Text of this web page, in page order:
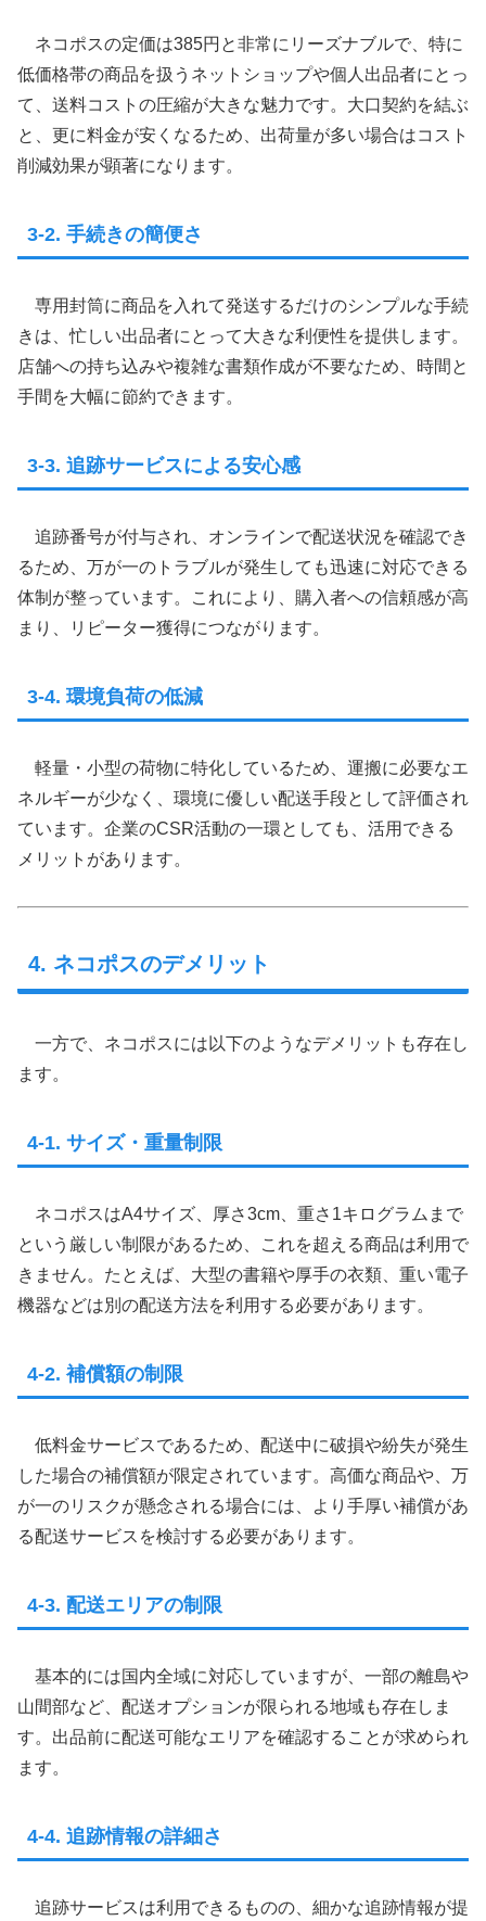
ネコポスの定価は385円と非常にリーズナブルで、特に
低価格帯の商品を扱うネットショップや個人出品者にとっ
て、送料コストの圧縮が大きな魅力です。大口契約を結ぶ
と、更に料金が安くなるため、出荷量が多い場合はコスト
削減効果が顕著になります。
3-2. 手続きの簡便さ
専用封筒に商品を入れて発送するだけのシンプルな手続
きは、忙しい出品者にとって大きな利便性を提供します。
店舗への持ち込みや複雑な書類作成が不要なため、時間と
手間を大幅に節約できます。
3-3. 追跡サービスによる安心感
追跡番号が付与され、オンラインで配送状況を確認でき
るため、万が一のトラブルが発生しても迅速に対応できる
体制が整っています。これにより、購入者への信頼感が高
まり、リピーター獲得につながります。
3-4. 環境負荷の低減
軽量・小型の荷物に特化しているため、運搬に必要なエ
ネルギーが少なく、環境に優しい配送手段として評価され
ています。企業のCSR活動の一環としても、活用できる
メリットがあります。
4. ネコポスのデメリット
一方で、ネコポスには以下のようなデメリットも存在し
ます。
4-1. サイズ・重量制限
ネコポスはA4サイズ、厚さ3cm、重さ1キログラムまで
という厳しい制限があるため、これを超える商品は利用で
きません。たとえば、大型の書籍や厚手の衣類、重い電子
機器などは別の配送方法を利用する必要があります。
4-2. 補償額の制限
低料金サービスであるため、配送中に破損や紛失が発生
した場合の補償額が限定されています。高価な商品や、万
が一のリスクが懸念される場合には、より手厚い補償があ
る配送サービスを検討する必要があります。
4-3. 配送エリアの制限
基本的には国内全域に対応していますが、一部の離島や
山間部など、配送オプションが限られる地域も存在しま
す。出品前に配送可能なエリアを確認することが求められ
ます。
4-4. 追跡情報の詳細さ
追跡サービスは利用できるものの、細かな追跡情報が提